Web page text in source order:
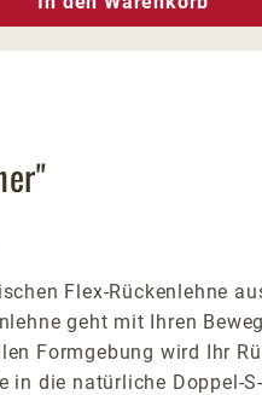
Flex-Rückenlehne
geht mit Ihren
Formgebung wird Ihr
die natürliche Doppel-